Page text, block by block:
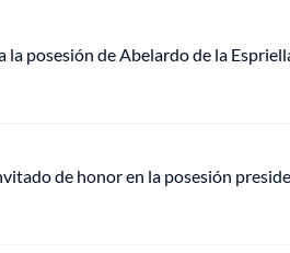
la posesión de Abelardo de la
de honor en la posesión